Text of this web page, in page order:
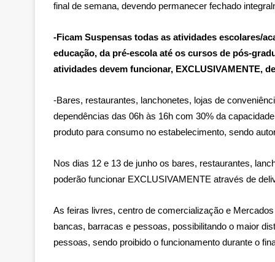
final de semana, devendo permanecer fechado
-Ficam Suspensas todas as atividades escolares/
educação, da pré-escola até os cursos de pós-
atividades devem funcionar, EXCLUSIVAMENTE,
-Bares, restaurantes, lanchonetes, lojas de
dependências das 06h às 16h com 30% da
produto para consumo no estabelecimento, sendo
Nos dias 12 e 13 de junho os bares, restaurantes,
poderão funcionar EXCLUSIVAMENTE através de
As feiras livres, centro de comercialização e
bancas, barracas e pessoas, possibilitando o maior
pessoas, sendo proibido o funcionamento durante o